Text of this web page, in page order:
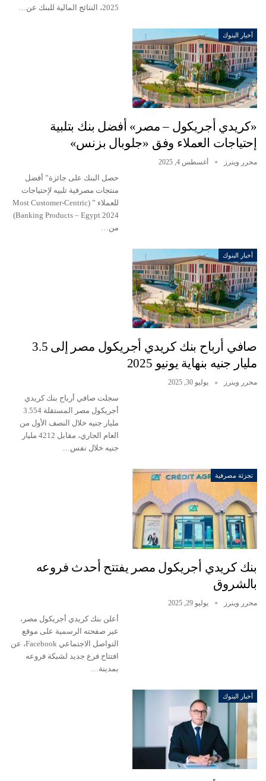
2025، النتائج المالية للبنك عن…
أخبار البنوك
«كريدي أجريكول – مصر» أفضل بنك بتلبية
إحتياجات العملاء وفق «جلوبال بزنس»
محرر وينرز أغسطس 4, 2025
حصل البنك على جائزة” أفضل
منتجات مصرفية تلبيه لإحتياجات
للعملاء ” (Most Customer-Centric
Banking Products – Egypt 2024)
من…
أخبار البنوك
صافي أرباح بنك كريدي أجريكول مصر إلى 3.5
مليار جنيه بنهاية يونيو 2025
محرر وينرز يوليو 30, 2025
سجلت صافي أرباح بنك كريدي
أجريكول مصر المستقلة 3.554
مليار جنيه خلال النصف الأول من
العام الجاري، مقابل 4212 مليار
جنيه خلال نفس…
تجزئة مصرفية
بنك كريدي أجريكول مصر يفتتح أحدث فروعه
بالشروق
محرر وينرز يوليو 29, 2025
أعلن بنك كريدي أجريكول مصر،
عبر صفحته الرسمية على موقع
التواصل الاجتماعي Facebook، عن
افتتاح فرع جديد لشبكة فروعه
بمدينة…
أخبار البنوك